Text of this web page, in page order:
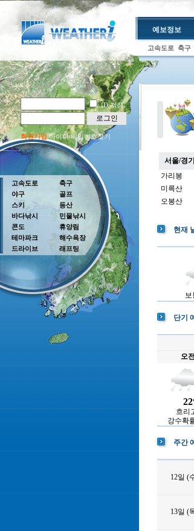
ID 저장
로그인
회원가입아이디/비밀번호찾기
예보정보
고속도로 축구
고속도로
야구
스키
바다낚시
콘도
테마파크
드라이브
축구
골프
등산
민물낚시
휴양림
해수욕장
래프팅
서울/경기
가리봉
미륵산
오봉산
현재
보
단기
오전
22
흐리
강수확
주간
12일 (
13일 (